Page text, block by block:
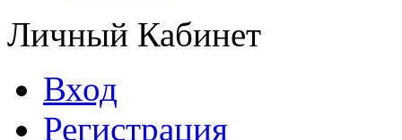
Личный Кабинет
Вход
Регистрация